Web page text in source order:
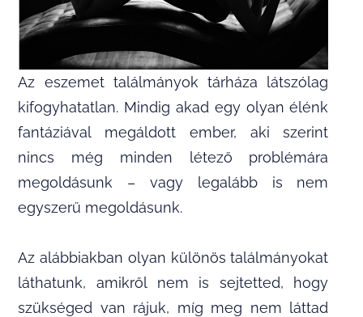
Az eszemet találmányok tárháza látszólag
kifogyhatatlan. Mindig akad egy olyan élénk
fantáziával megáldott ember, aki szerint
nincs még minden létező problémára
megoldásunk – vagy legalább is nem
egyszerű megoldásunk.
Az alábbiakban olyan különös találmányokat
láthatunk, amikről nem is sejtetted, hogy
szükséged van rájuk, míg meg nem láttad